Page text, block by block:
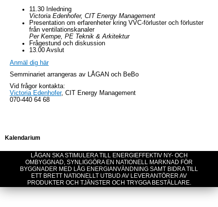
11.30 Inledning
Victoria Edenhofer, CIT Energy Management
Presentation om erfarenheter kring VVC-förluster och förluster
från ventilationskanaler
Per Kempe, PE Teknik & Arkitektur
Frågestund och diskussion
13.00 Avslut
Anmäl dig här
Semminariet arrangeras av LÅGAN och BeBo
Vid frågor kontakta:
Victoria Edenhofer, CIT Energy Management
070-440 64 68
Kalendarium
LÅGAN SKA STIMULERA TILL ENERGIEFFEKTIV NY- OCH
OMBYGGNAD, SYNLIGGÖRA EN NATIONELL MARKNAD FÖR
BYGGNADER MED LÅG ENERGIANVÄNDNING SAMT BIDRA TILL
ETT BRETT NATIONELLT UTBUD AV LEVERANTÖRER AV
PRODUKTER OCH TJÄNSTER OCH TRYGGA BESTÄLLARE.